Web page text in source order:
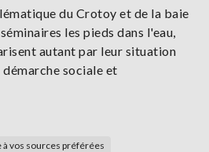
du Crotoy et de la baie
les pieds dans l'eau,
autant par leur situation
sociale et
vos sources préférées